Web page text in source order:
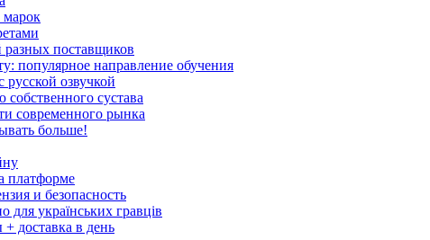
поставщиков
популярное направление обучения
озвучкой
сустава
современного рынка
больше!
платформе
и безопасность
для українських гравців
доставка в день